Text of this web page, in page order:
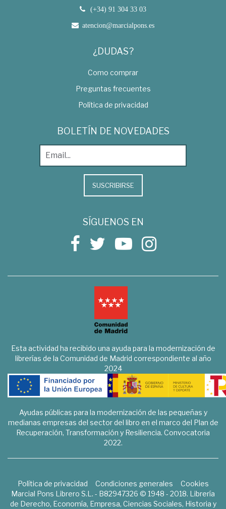
(+34) 91 304 33 03
atencion@marcialpons.es
¿DUDAS?
Como comprar
Preguntas frecuentes
Política de privacidad
BOLETÍN DE NOVEDADES
SUSCRIBIRSE
SÍGUENOS EN
Esta actividad ha recibido una ayuda para la modernización de
librerías de la Comunidad de Madrid correspondiente al año
2024
Ayudas públicas para la modernización de las pequeñas y
medianas empresas del sector del libro en el marco del Plan de
Recuperación, Transformación y Resiliencia. Convocatoria
2022.
Política de privacidad Condiciones generales
Cookies
Marcial Pons Librero S.L. - B82947326 © 1948 - 2018. Librería
de Derecho, Economía, Empresa, Ciencias Sociales, Historia y